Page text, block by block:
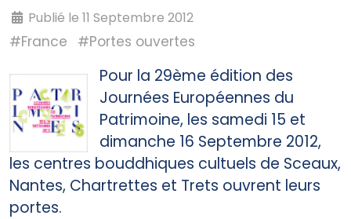
Publié le 11 Septembre 2012
#France #Portes ouvertes
Pour la 29ème édition des
Journées Européennes du
Patrimoine, les samedi 15 et
dimanche 16 Septembre 2012,
les centres bouddhiques cultuels de Sceaux,
Nantes, Chartrettes et Trets ouvrent leurs
portes.